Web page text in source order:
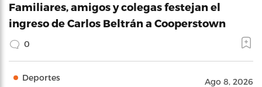
Familiares, amigos y colegas festejan el
ingreso de Carlos Beltrán a Cooperstown
0
Deportes Ago 8, 2026